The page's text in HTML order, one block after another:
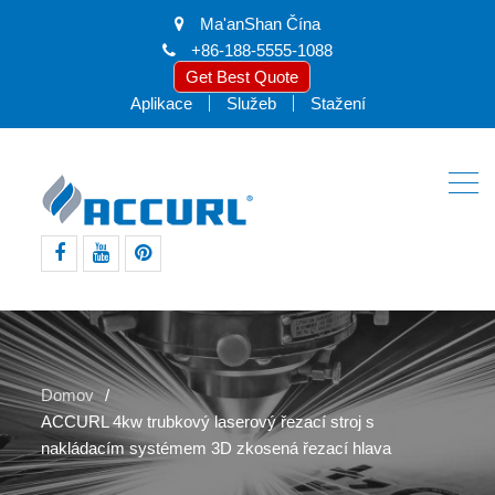
Ma'anShan Čína
+86-188-5555-1088
Get Best Quote
Aplikace
Služeb Stažení
Domov
ACCURL 4kw trubkový laserový řezací stroj s
nakládacím systémem 3D zkosená řezací hlava